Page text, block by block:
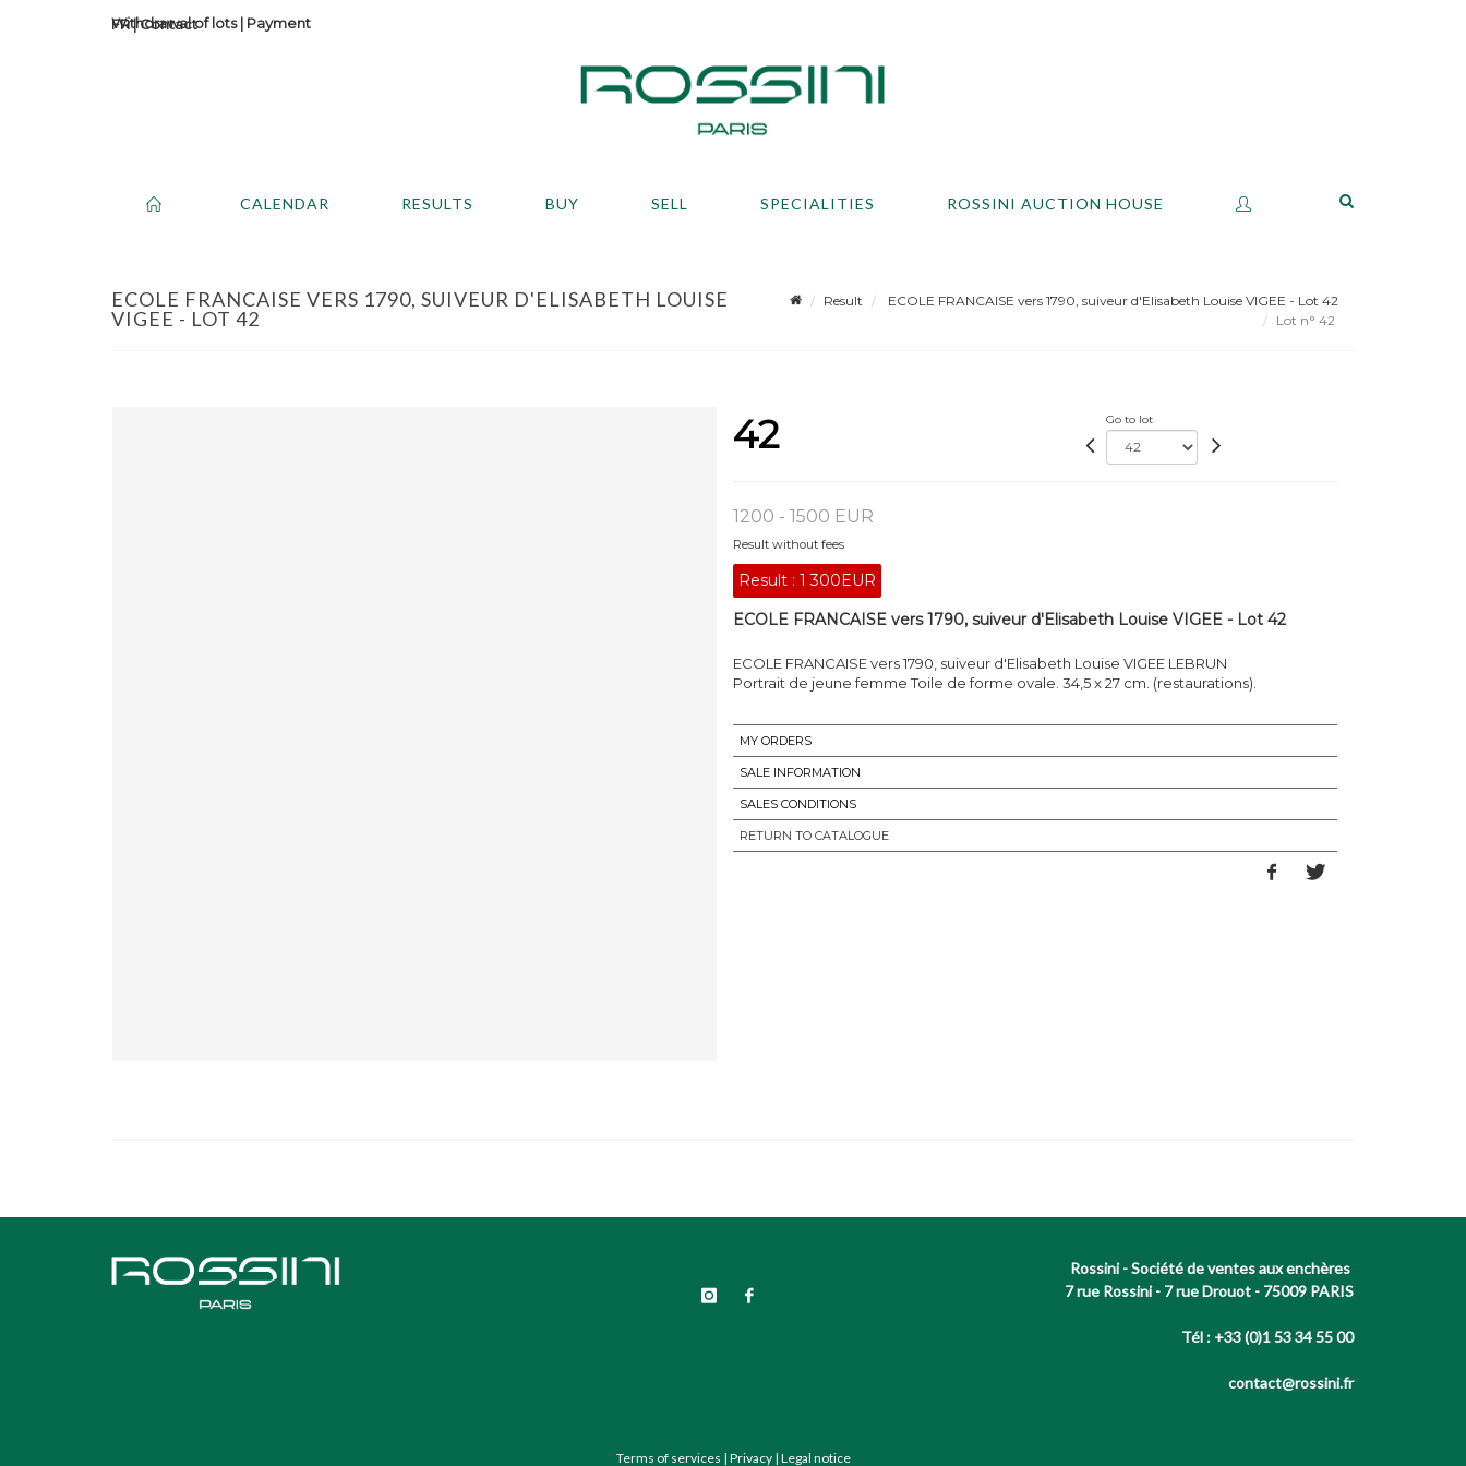
Contact
Withdrawal of lots| Payment
CALENDAR RESULTS BUY SELL SPECIALITIES ROSSINI AUCTION HOUSE
ECOLE FRANCAISE VERS 1790, SUIVEUR D'ELISABETH LOUISE
VIGEE - LOT 42
Result
ECOLE FRANCAISE vers 1790, suiveur d'Elisabeth Louise VIGEE - Lot 42
Lot n° 42
42 Go to lot
1200 - 1500 EUR
Result without fees
Result : 1 300EUR
ECOLE FRANCAISE vers 1790, suiveur d'Elisabeth Louise VIGEE - Lot 42
ECOLE FRANCAISE vers 1790, suiveur d'Elisabeth Louise VIGEE LEBRUN
Portrait de jeune femme Toile de forme ovale. 34,5 x 27 cm. (restaurations).
MY ORDERS
SALE INFORMATION
SALES CONDITIONS
RETURN TO CATALOGUE
Rossini - Société de ventes aux enchères
7 rue Rossini - 7 rue Drouot - 75009 PARIS
Tél : +33 (0)1 53 34 55 00
contact@rossini.fr
Terms of services | Privacy| Legal notice